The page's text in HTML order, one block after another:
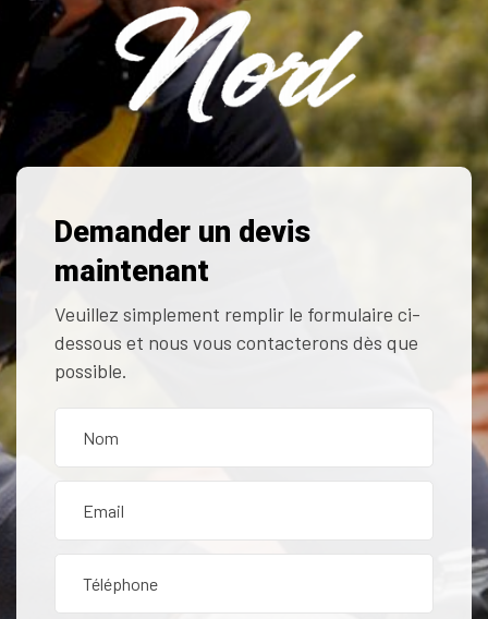
Demander un devis
maintenant
Veuillez simplement remplir le formulaire ci-
dessous et nous vous contacterons dès que
possible.